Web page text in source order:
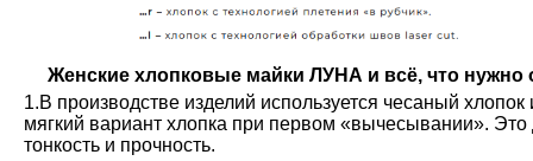
Женские хлопковые майки ЛУНА и всё, что нужно
1.В производстве изделий используется чесаный
мягкий вариант хлопка при первом «вычесывании». Это
тонкость и прочность.